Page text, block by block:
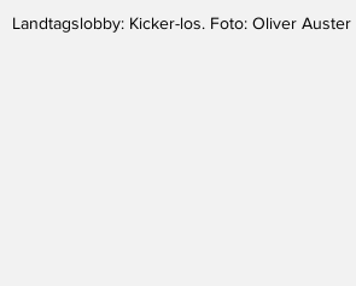
Landtagslobby: Kicker-los. Foto: Oliver Auster